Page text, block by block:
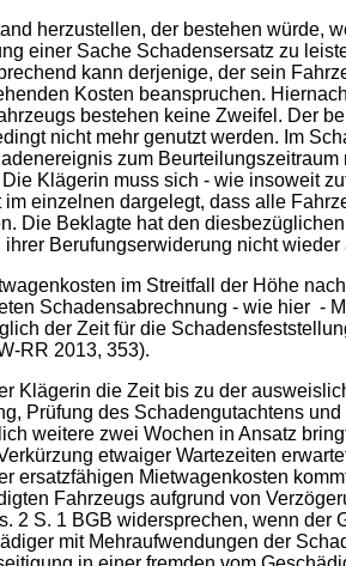
herzustellen, der bestehen würde,
einer Sache Schadensersatz zu
kann derjenige, der sein
Kosten beanspruchen.
bestehen keine Zweifel. Der
nicht mehr genutzt werden. Im
zum
Klägerin muss sich - wie insoweit
einzelnen dargelegt, dass alle
Die Beklagte hat den
Berufungserwiderung nicht wieder
im Streitfall der Höhe
Schadensabrechnung - wie hier -
der Zeit für die
RR 2013, 353).
Klägerin die Zeit bis zu der
Prüfung des Schadengutachtens
weitere zwei Wochen in Ansatz
etwaiger Wartezeiten
ersatzfähigen Mietwagenkosten
Fahrzeugs aufgrund von
S. 1 BGB widersprechen, wenn der
mit Mehraufwendungen der